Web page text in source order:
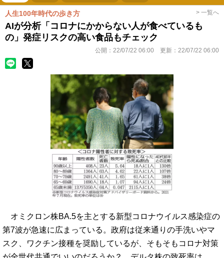
人生100年時代の歩き方 > 一覧へ
AIが分析「コロナにかからない人が食べているも
の」発症リスクの高い食品もチェック
公開： 22/07/22 06:00 更新： 22/07/22 06:00
オミクロン株BA.5を主とする新型コロナウイルス感染症の
第7波が急速に広まっている。政府は従来通りの手洗いやマ
スク、ワクチン接種を奨励しているが、そもそもコロナ対策